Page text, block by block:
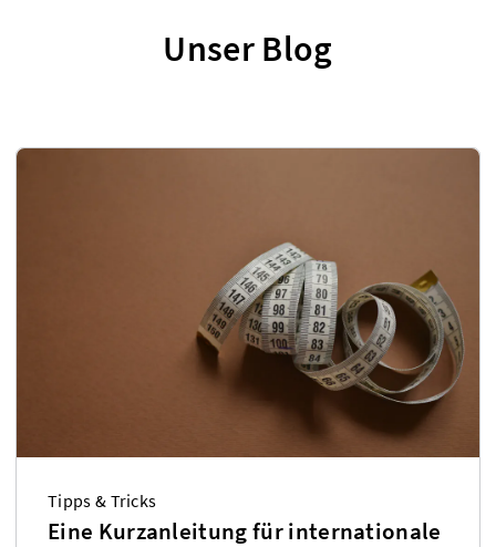
Unser Blog
Tipps & Tricks
Eine Kurzanleitung für internationale